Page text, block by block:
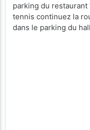
parking du restaurant
tennis continuez la
dans le parking du